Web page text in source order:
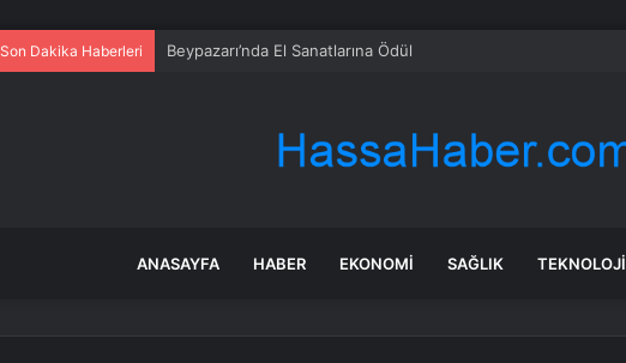
Son Dakika Haberleri Efkan Âlâ: Terörsüz Türkiye sürecinde önemli aşamaya ulaşıldı
ANASAYFA HABER EKONOMI SAĞLIK TEKNOLOJI